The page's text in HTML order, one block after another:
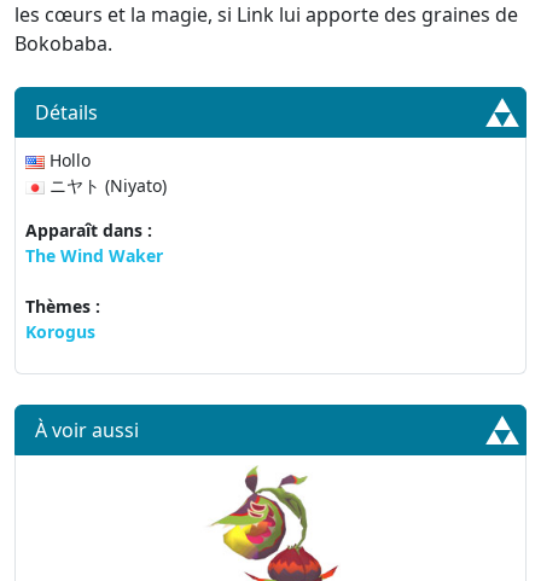
les cœurs et la magie, si Link lui apporte des graines de
Bokobaba.
Détails
Hollo
ニヤト (Niyato)
Apparaît dans :
The Wind Waker
Thèmes :
Korogus
À voir aussi